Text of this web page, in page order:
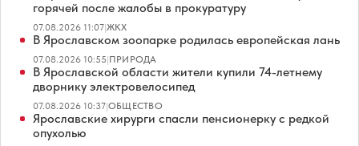
горячей после жалобы в прокуратуру
07.08.2026 11:07|ЖКХ
В Ярославском зоопарке родилась европейская лань
07.08.2026 10:55|ПРИРОДА
В Ярославской области жители купили 74-летнему
дворнику электровелосипед
07.08.2026 10:37|ОБЩЕСТВО
Ярославские хирурги спасли пенсионерку с редкой
опухолью